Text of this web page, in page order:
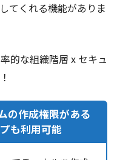
てくれる機能がありま
的な組織階層 x セキュ
の作成権限がある
も利用可能